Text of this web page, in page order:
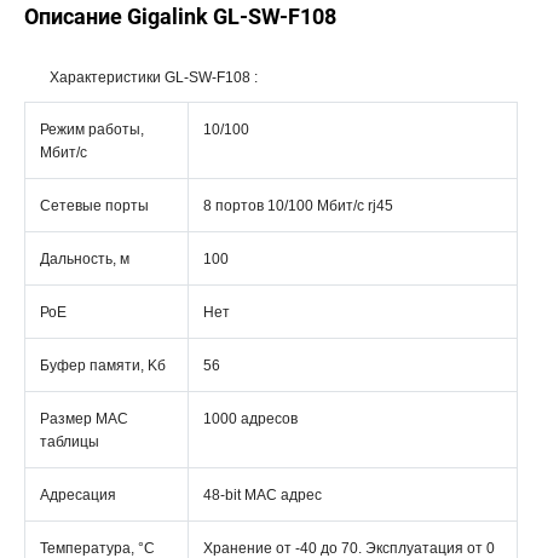
Описание Gigalink GL-SW-F108
Характеристики GL-SW-F108 :
Режим работы,
Мбит/с
10/100
Сетевые порты 8 портов 10/100 Мбит/c rj45
Дальность, м 100
РоЕ Нет
Буфер памяти, Kб 56
Размер MAC
таблицы
1000 адресов
Адресация 48-bit MAC адрес
Температура, °C
Хранение от -40 до 70. Эксплуатация от 0